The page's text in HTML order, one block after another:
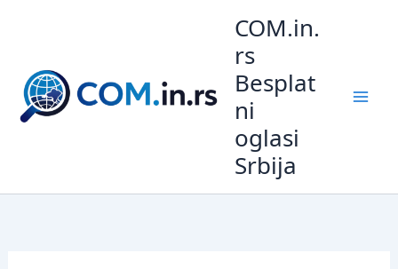
COM.in.
rs
Besplat
ni
oglasi
Srbija